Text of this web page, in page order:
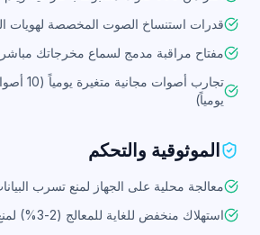
قدرات استنساخ الصوت المخصصة لهويات
مفتاح مراقبة مدمج لسماع مخرجاتك مباشرة
تجارب أصوات
يومياً)
الموثوقية والتحكم
معالجة محلية على الجهاز لمنع تسرب البيانات
استهلاك منخفض للغاية للمعالج (2-3%) لمنع انخفاض إطارات الألعاب